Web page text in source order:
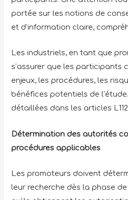
portée sur les notions de
et d’information claire,
Les industriels, en tant que
s’assurer que les participants
enjeux, les procédures, les
bénéfices potentiels de
détaillées dans les articles
Détermination des autorités
procédures applicables
Les promoteurs doivent
leur recherche dès la phase